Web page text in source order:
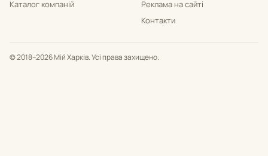
Каталог компаній
Реклама на сайті
Контакти
© 2018–2026 Мій Харків. Усі права захищено.